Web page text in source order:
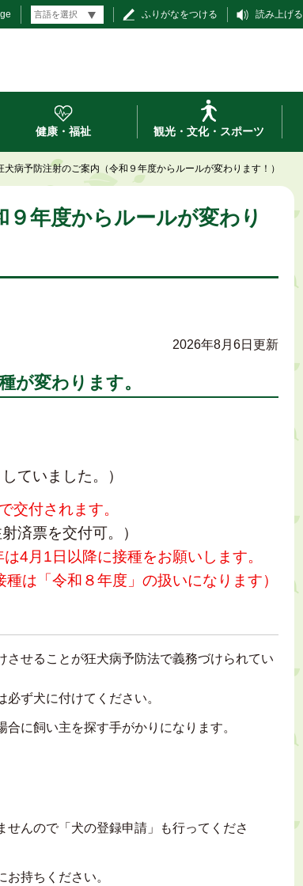
ふりがなをつける 読み上げる
健康・福祉 観光・文化・スポーツ
犬病予防注射のご案内（令和９年度からルールが変わります！）
年度からルールが変わり
2026年8月6日更新
が変わります。
ていました。）
交付されます。
済票を交付可。）
4月1日以降に接種をお願いします。
は「令和８年度」の扱いになります）
せることが狂犬病予防法で義務づけられてい
ず犬に付けてください。
に飼い主を探す手がかりになります。
んので「犬の登録申請」も行ってくださ
ずにお持ちください。